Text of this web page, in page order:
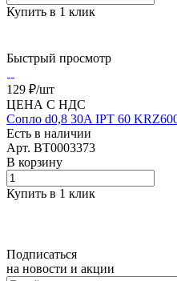
Купить в 1 клик
Быстрый просмотр
129 ₽/шт
ЦЕНА С НДС
Сопло d0,8 30A IPT 60
Есть в наличии
Арт. BT0003373
В корзину
Купить в 1 клик
Подписаться
на новости и акции